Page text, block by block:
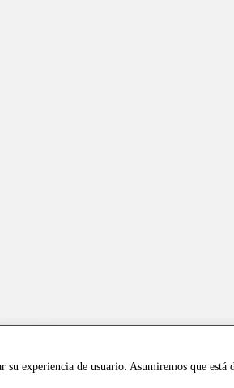
su experiencia de usuario. Asumiremos que está